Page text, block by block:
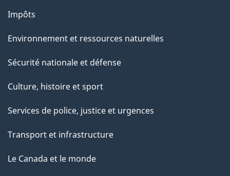
e
Impôts
Environnement et ressources naturelles
Sécurité nationale et défense
Culture, histoire et sport
Services de police, justice et urgences
Transport et infrastructure
Le Canada et le monde